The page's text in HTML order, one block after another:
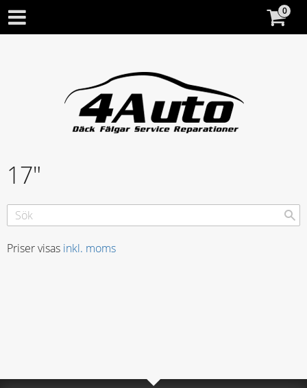
17"
Priser visas inkl. moms